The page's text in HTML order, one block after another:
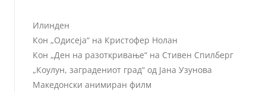
Илинден
Кон „Одисеја“ на Кристофер Нолан
Кон „Ден на разоткривање“ на Стивен Спилберг
„Коулун, заградениот град“ од Јана Узунова
Македонски анимиран филм